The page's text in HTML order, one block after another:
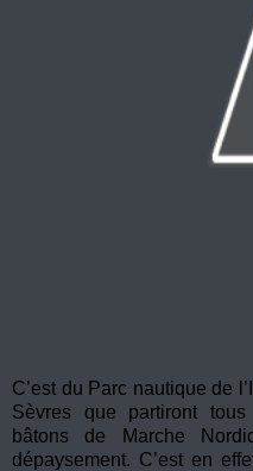
C’est du Parc nautique de
Sèvres que partiront
bâtons de Marche
dépaysement. C’est en